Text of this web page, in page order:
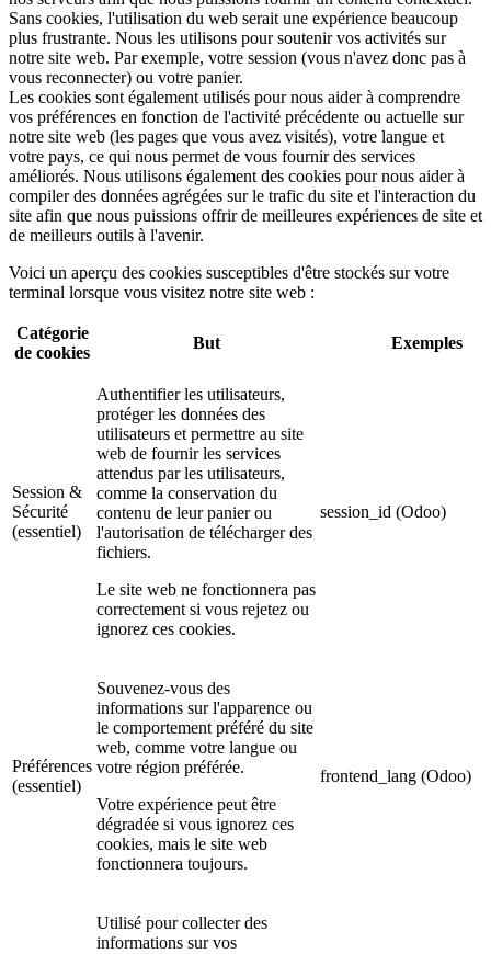
Sans cookies, l'utilisation du web serait une expérience beaucoup
plus frustrante. Nous les utilisons pour soutenir vos activités sur
notre site web. Par exemple, votre session (vous n'avez donc pas à
vous reconnecter) ou votre panier.
Les cookies sont également utilisés pour nous aider à comprendre
vos préférences en fonction de l'activité précédente ou actuelle sur
notre site web (les pages que vous avez visités), votre langue et
votre pays, ce qui nous permet de vous fournir des services
améliorés. Nous utilisons également des cookies pour nous aider à
compiler des données agrégées sur le trafic du site et l'interaction du
site afin que nous puissions offrir de meilleures expériences de site et
de meilleurs outils à l'avenir.
Voici un aperçu des cookies susceptibles d'être stockés sur votre
terminal lorsque vous visitez notre site web :
Catégorie
de cookies
But Exemples
Session &
Sécurité
(essentiel)
Authentifier les utilisateurs,
protéger les données des
utilisateurs et permettre au site
web de fournir les services
attendus par les utilisateurs,
comme la conservation du
contenu de leur panier ou
l'autorisation de télécharger des
fichiers.
Le site web ne fonctionnera pas
correctement si vous rejetez ou
ignorez ces cookies.
session_id (Odoo)
Préférences
(essentiel)
Souvenez-vous des
informations sur l'apparence ou
le comportement préféré du site
web, comme votre langue ou
votre région préférée.
Votre expérience peut être
dégradée si vous ignorez ces
cookies, mais le site web
fonctionnera toujours.
frontend_lang (Odoo)
Utilisé pour collecter des
informations sur vos